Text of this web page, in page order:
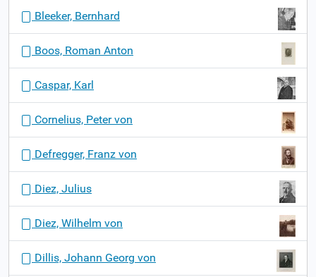
Bleeker, Bernhard
Boos, Roman Anton
Caspar, Karl
Cornelius, Peter von
Defregger, Franz von
Diez, Julius
Diez, Wilhelm von
Dillis, Johann Georg von